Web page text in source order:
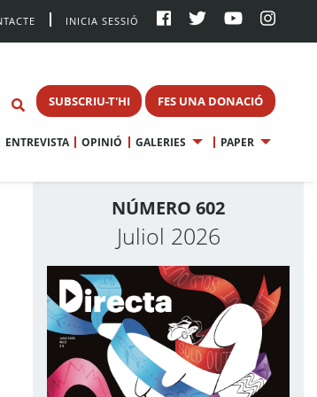
INICIA SESSIÓ
SUBSCRIU-T'HI FES UNA DONACIÓ
ENTREVISTA OPINIÓ GALERIES PAPER
NÚMERO 602
Juliol 2026